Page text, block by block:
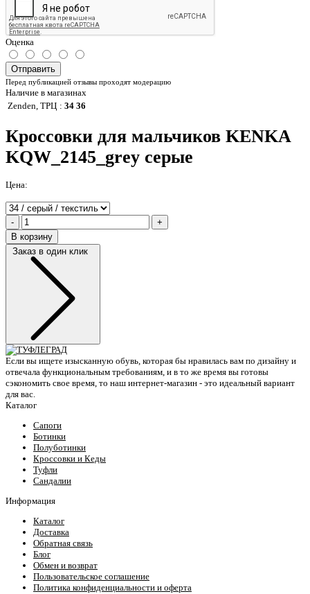
Оценка
Отправить
Перед публикацией отзывы проходят модерацию
Наличие в магазинах
Zenden, ТРЦ : 34 36
Кроссовки для мальчиков KENKA
KQW_2145_grey серые
Цена:
-
+
В корзину
Заказ в один клик
Если вы ищете изысканную обувь, которая бы нравилась вам по дизайну и
отвечала функциональным требованиям, и в то же время вы готовы
сэкономить свое время, то наш интернет-магазин - это идеальный вариант
для вас.
Каталог
Сапоги
Ботинки
Полуботинки
Кроссовки и Кеды
Туфли
Сандалии
Информация
Каталог
Доставка
Обратная связь
Блог
Обмен и возврат
Пользовательское соглашение
Политика конфиденциальности и оферта